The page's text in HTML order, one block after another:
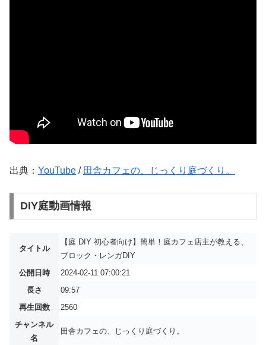
出典： YouTube / 田舎カフェの、じっくり庭づくり。
DIY庭動画情報
タイトル
【庭 DIY 初心者向け】簡単！庭カフェ店主が教える、
ブロック・レンガDIY
公開日時
2024-02-11 07:00:21
長さ
09:57
再生回数
2560
チャンネル
名
田舎カフェの、じっくり庭づくり。